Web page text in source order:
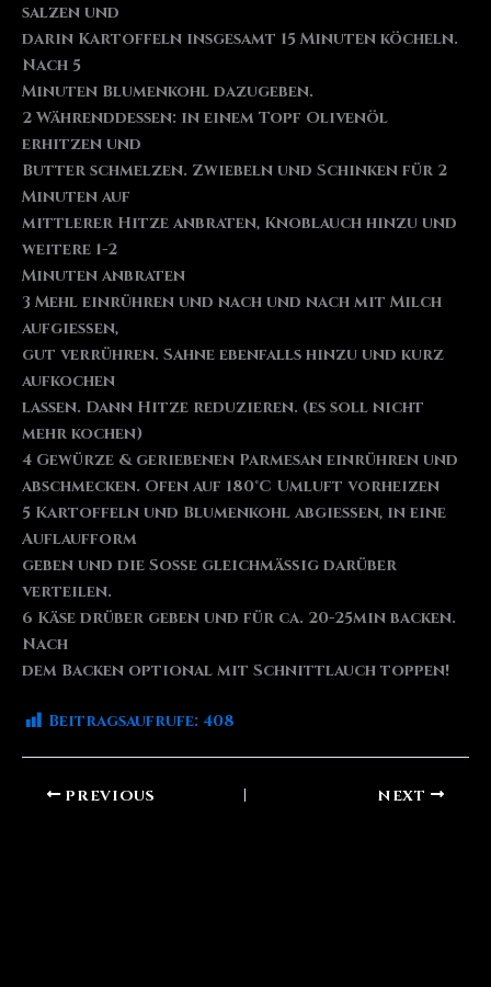
salzen und
darin Kartoffeln insgesamt 15 Minuten köcheln.
Nach 5
Minuten Blumenkohl dazugeben.
2 Währenddessen: in einem Topf Olivenöl
erhitzen und
Butter schmelzen. Zwiebeln und Schinken für 2
Minuten auf
mittlerer Hitze anbraten, Knoblauch hinzu und
weitere 1-2
Minuten anbraten
3 Mehl einrühren und nach und nach mit Milch
aufgießen,
gut verrühren. Sahne ebenfalls hinzu und kurz
aufkochen
lassen. Dann Hitze reduzieren. (es soll nicht
mehr kochen)
4 Gewürze & geriebenen Parmesan einrühren und
abschmecken. Ofen auf 180°C Umluft vorheizen
5 Kartoffeln und Blumenkohl abgießen, in eine
Auflaufform
geben und die Soße gleichmäßig darüber
verteilen.
6 Käse drüber geben und für ca. 20-25min backen.
Nach
dem Backen optional mit Schnittlauch toppen!
Beitragsaufrufe: 408
PREVIOUS NEXT